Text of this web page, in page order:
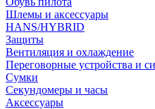
Шлемы и аксессуары
HANS/HYBRID
Защиты
Вентиляция и охлаждение
Переговорные устройства и
Сумки
Секундомеры и часы
Аксессуары